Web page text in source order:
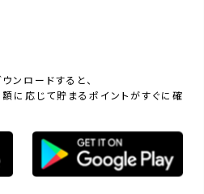
ンロードすると、
に応じて貯まるポイントがすぐに確